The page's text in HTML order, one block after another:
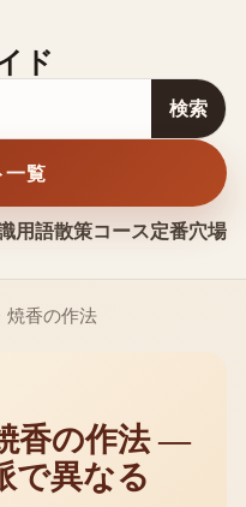
ド
用語散策コース定番穴場
検索
一覧
焼香の作法
香の作法 —
で異なる